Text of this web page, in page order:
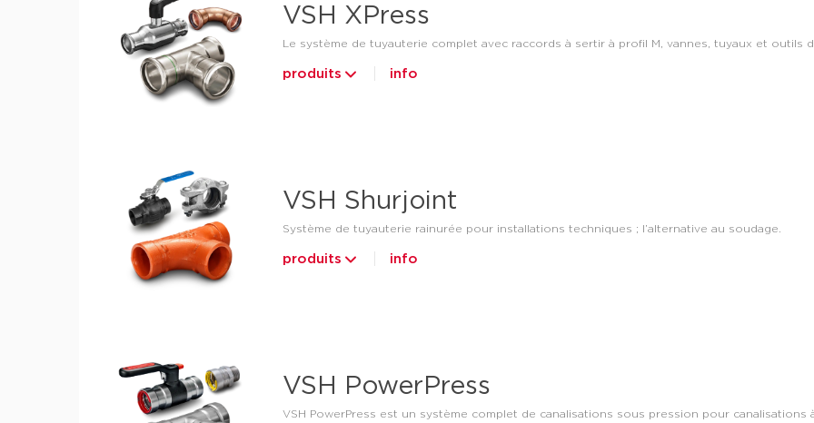
VSH XPress
Le système de tuyauterie complet avec raccords à sertir à profil M, vannes, tuyaux et outils
produits info
VSH Shurjoint
Système de tuyauterie rainurée pour installations techniques ; l’alternative au soudage.
produits info
VSH PowerPress
VSH PowerPress est un système complet de canalisations sous pression pour canalisations